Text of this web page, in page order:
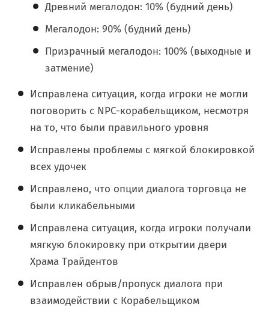
Древний мегалодон: 10% (будний день)
Мегалодон: 90% (будний день)
Призрачный мегалодон: 100% (выходные и
затмение)
Исправлена ситуация, когда игроки не могли
поговорить с NPC-корабельщиком, несмотря
на то, что были правильного уровня
Исправлены проблемы с мягкой блокировкой
всех удочек
Исправлено, что опции диалога торговца не
были кликабельными
Исправлена ситуация, когда игроки получали
мягкую блокировку при открытии двери
Храма Трайдентов
Исправлен обрыв/пропуск диалога при
взаимодействии с Корабельщиком